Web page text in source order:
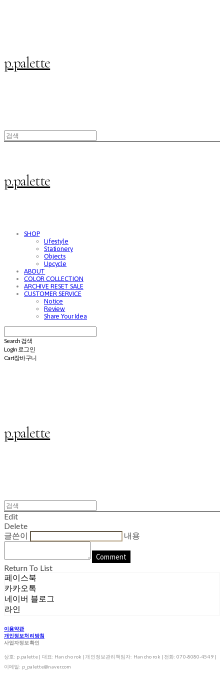
p.palette
p.palette
SHOP
Lifestyle
Stationery
Objects
Upcycle
ABOUT
COLOR COLLECTION
ARCHIVE RESET SALE
CUSTOMER SERVICE
Notice
Review
Share Your Idea
Search 검색
Log In 로그인
Cart장바구니
p.palette
Edit
Delete
글쓴이
내용
Comment
Return To List
페이스북
카카오톡
네이버 블로그
라인
이용약관
개인정보처리방침
사업자정보확인
상호: p.palette | 대표: Han cho rok | 개인정보관리책임자: Han cho rok | 전화: 070-8080-4549 |
이메일: p_palette@naver.com